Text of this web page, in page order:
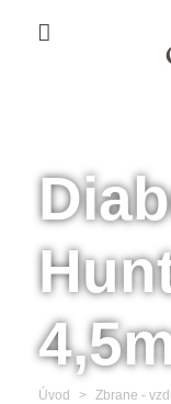
Úvod > Zbrane -